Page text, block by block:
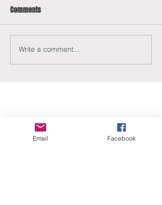
Comments
Write a comment...
ERANUS Alapítvány
Email Facebook